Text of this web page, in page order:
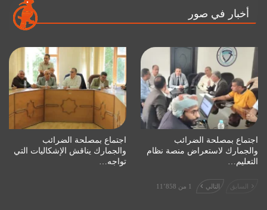
أخبار في صور
اجتماع بمصلحة الضرائب
والجمارك لاستعراض منصة نظام
التعليم…
اجتماع بمصلحة الضرائب
والجمارك يناقش الإشكاليات التي
تواجه…
السابق التالي 1 من 11٬858